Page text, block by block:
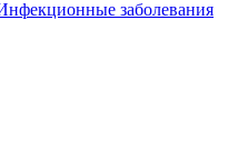
заболевания